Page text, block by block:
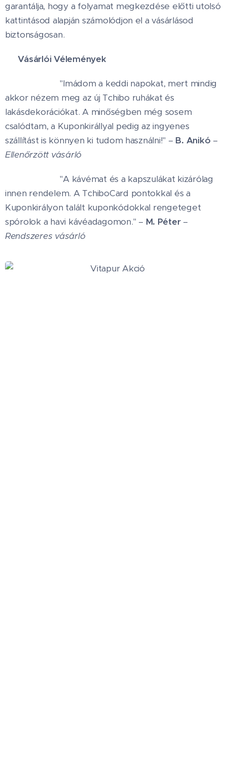
garantálja, hogy a folyamat megkezdése előtti utolsó
kattintásod alapján számolódjon el a vásárlásod
biztonságosan.
⭐ Vásárlói Vélemények
⭐⭐⭐⭐⭐ "Imádom a keddi napokat, mert mindig
akkor nézem meg az új Tchibo ruhákat és
lakásdekorációkat. A minőségben még sosem
csalódtam, a Kuponkirállyal pedig az ingyenes
szállítást is könnyen ki tudom használni!" – B. Anikó –
Ellenőrzött vásárló
⭐⭐⭐⭐⭐ "A kávémat és a kapszulákat kizárólag
innen rendelem. A TchiboCard pontokkal és a
Kuponkirályon talált kuponkódokkal rengeteget
spórolok a havi kávéadagomon." – M. Péter–
Rendszeres vásárló